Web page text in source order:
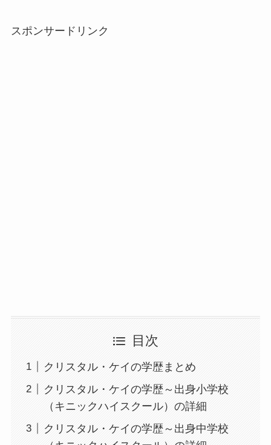
スポンサードリンク
目次
クリスタル・ケイの学歴まとめ
クリスタル・ケイの学歴～出身小学校
（キニックハイスクール）の詳細
クリスタル・ケイの学歴～出身中学校